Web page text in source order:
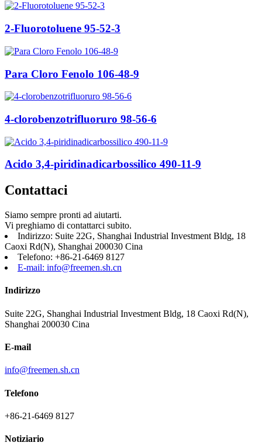
2-Fluorotoluene 95-52-3
Para Cloro Fenolo 106-48-9
4-clorobenzotrifluoruro 98-56-6
Acido 3,4-piridinadicarbossilico 490-11-9
Contattaci
Siamo sempre pronti ad aiutarti.
Vi preghiamo di contattarci subito.
Indirizzo: Suite 22G, Shanghai Industrial Investment Bldg, 18
Caoxi Rd(N), Shanghai 200030 Cina
Telefono: +86-21-6469 8127
E-mail: info@freemen.sh.cn
Indirizzo
Suite 22G, Shanghai Industrial Investment Bldg, 18 Caoxi Rd(N),
Shanghai 200030 Cina
E-mail
info@freemen.sh.cn
Telefono
+86-21-6469 8127
Notiziario